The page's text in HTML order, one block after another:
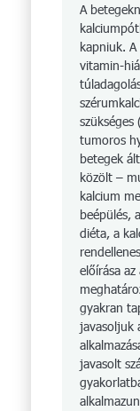
A
kapniuk. A
vitamin-
tumoros
betegek
közölt –
kalcium
beépülés,
diéta, a
előírása
gyakran
javasoljuk
javasolt